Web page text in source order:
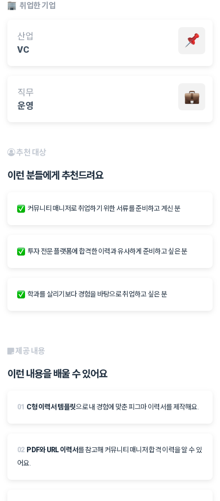
취업한 기업
산업
VC
직무
운영
추천 대상
이런 분들에게 추천드려요
커뮤니티 매니저로 취업하기 위한 서류를 준비하고 계신 분
투자 전문 플랫폼에 합격한 이력과 유사하게 준비하고 싶은 분
학과를 살리기보다 경험을 바탕으로 취업하고 싶은 분
제공 내용
이런 내용을 배울 수 있어요
01 C형 이력서 템플릿으로 내 경험에 맞춘 피그마 이력서를 제작해요.
02 PDF와 URL 이력서를 참고해 커뮤니티 매니저 합격 이력을 알 수 있
어요.